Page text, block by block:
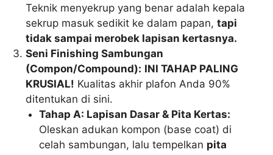
Teknik menyekrup yang benar adalah kepala
sekrup masuk sedikit ke dalam papan,tapi
tidak sampai merobek lapisan kertasnya.
Seni Finishing Sambungan
(Compon/Compound): INI TAHAP PALING
KRUSIAL! Kualitas akhir plafon Anda 90%
ditentukan di sini.
Tahap A: Lapisan Dasar & Pita Kertas:
Oleskan adukan kompon (base coat) di
celah sambungan, lalu tempelkan pita